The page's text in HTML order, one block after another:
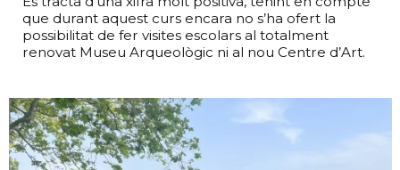
que durant aquest curs encara no s’ha ofert la
possibilitat de fer visites escolars al totalment
renovat Museu Arqueològic ni al nou Centre d’Art.